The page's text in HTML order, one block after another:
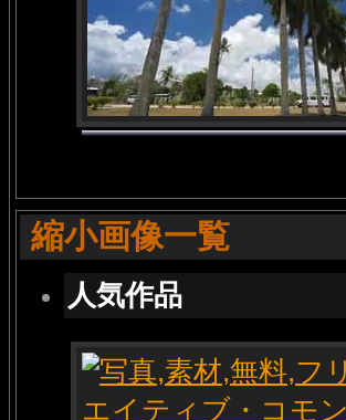
縮小画像一覧
人気作品